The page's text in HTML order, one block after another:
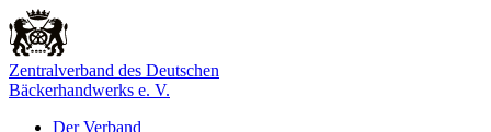
Zentralverband des Deutschen
Bäckerhandwerks e. V.
Der Verband